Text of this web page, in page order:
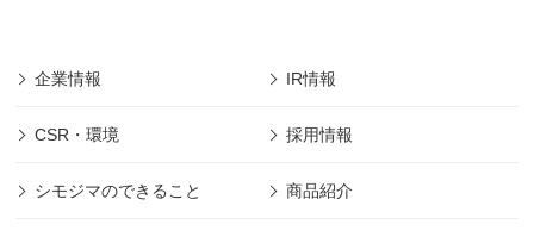
企業情報 IR情報
CSR・環境 採用情報
シモジマのできること 商品紹介